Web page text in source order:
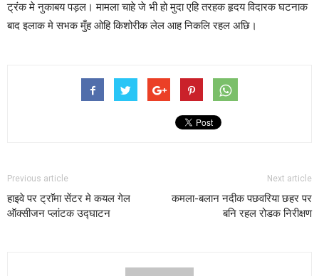
ट्रंक मे नुकाबय पड़ल। मामला चाहे जे भी हो मुदा एहि तरहक हृदय विदारक घटनाक
बाद इलाक मे सभक मुँह ओहि किशोरीक लेल आह निकलि रहल अछि।
Previous article
हाइवे पर ट्राॅमा सेंटर मे कयल गेल
ऑक्सीजन प्लांटक उद्घाटन
Next article
कमला-बलान नदीक पछवरिया छहर पर
बनि रहल रोडक निरीक्षण